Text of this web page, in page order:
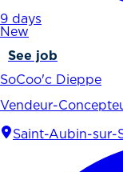
9 days
New
See job
SoCoo'c Dieppe
Vendeur-
Saint-Aubin-sur-